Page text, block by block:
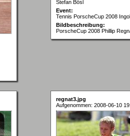
Stefan Bösl
Event:
Tennis PorscheCup 2008
Bildbeschreibung:
PorscheCup 2008 Phillip
regnat3.jpg
Aufgenommen: 2008-06-10